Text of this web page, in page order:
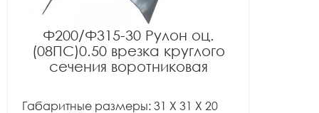
Ф200/Ф315-30 Рулон оц.
(08ПС)0.50 врезка круглого
сечения воротниковая
Габаритные размеры: 31 X 31 X 20